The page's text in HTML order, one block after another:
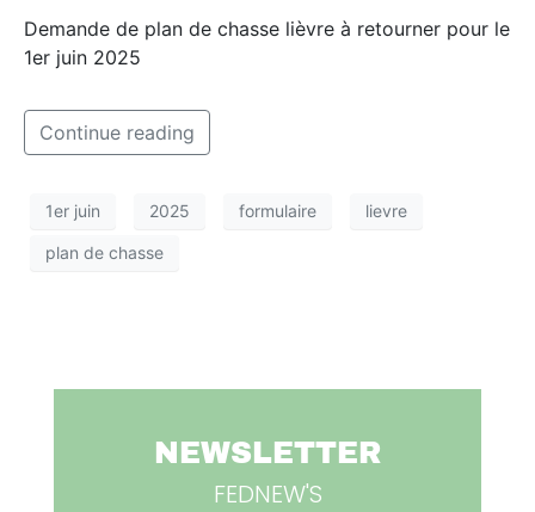
Demande de plan de chasse lièvre à retourner pour le
1er juin 2025
Continue reading
1er juin 2025 formulaire lievre
plan de chasse
NEWSLETTER
FEDNEW'S